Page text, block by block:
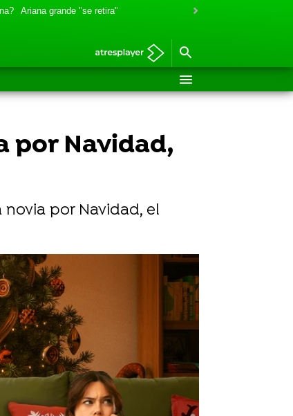
Ariana grande "se retira"
por Navidad,
por Navidad, el